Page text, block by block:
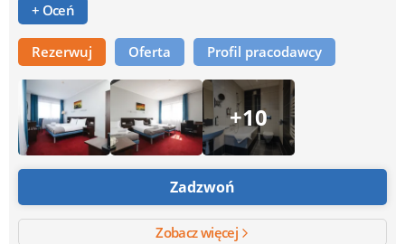
+ Oceń
Rezerwuj Oferta Profil pracodawcy
+10
Zadzwoń
Zobacz więcej